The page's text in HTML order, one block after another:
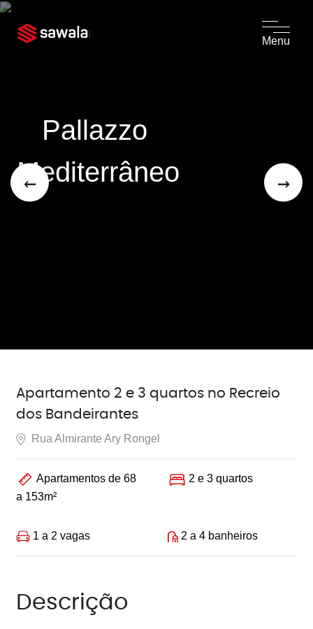
Menu
← →
Pallazzo
Mediterrâneo
Apartamento 2 e 3 quartos no Recreio
dos Bandeirantes
Rua Almirante Ary Rongel
Apartamentos de 68
a 153m²
2 e 3 quartos
1 a 2 vagas 2 a 4 banheiros
Descrição